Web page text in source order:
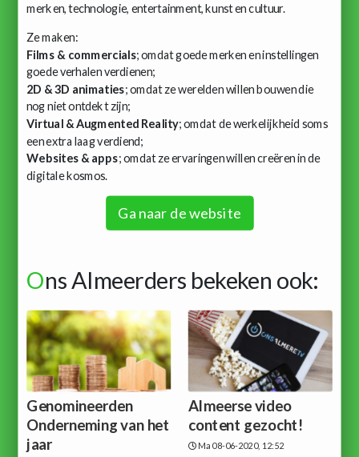
merken, technologie, entertainment, kunst en cultuur.
Ze maken:
Films & commercials; omdat goede merken en instellingen
goede verhalen verdienen;
2D & 3D animaties; omdat ze werelden willen bouwen die
nog niet ontdekt zijn;
Virtual & Augmented Reality; omdat de werkelijkheid soms
een extra laag verdiend;
Websites & apps; omdat ze ervaringen willen creëren in de
digitale kosmos.
Ga naar de website
Ons Almeerders bekeken ook:
Genomineerden
Onderneming van het
jaar
Almeerse video
content gezocht!
Ma 08-06-2020, 12:52